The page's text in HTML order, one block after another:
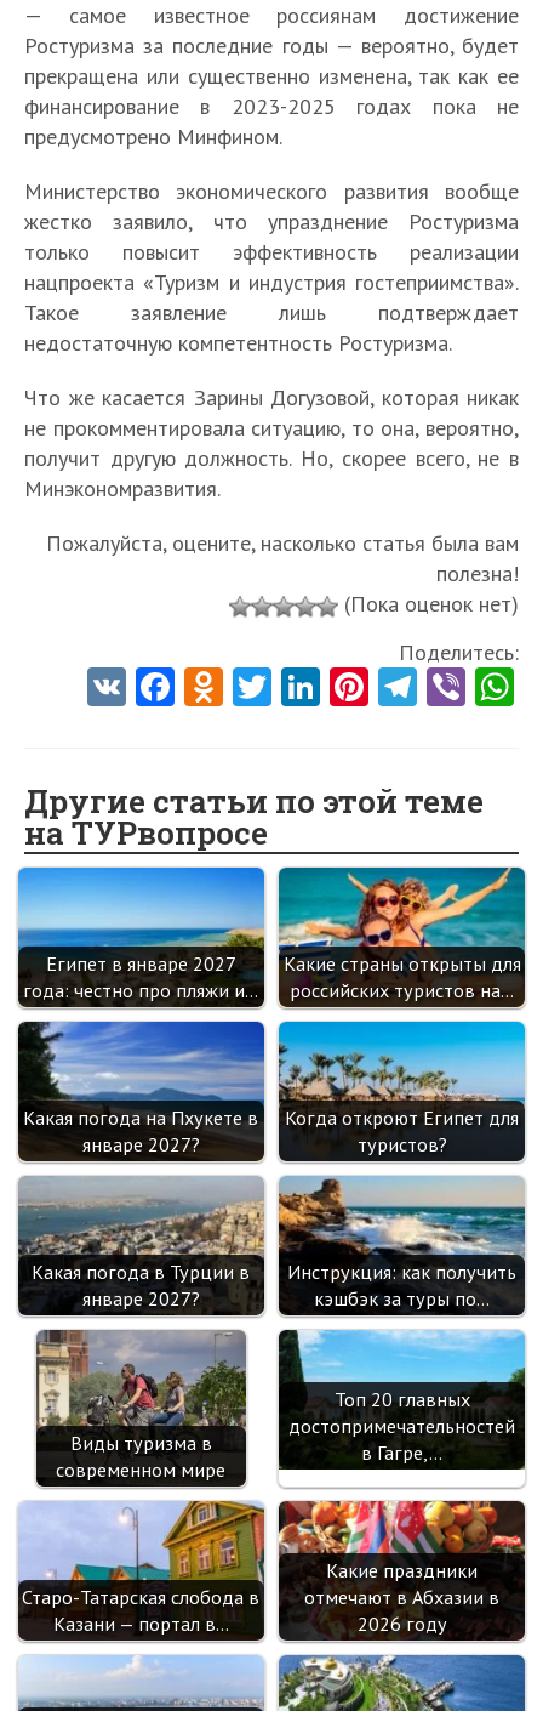
— самое известное россиянам достижение
Ростуризма за последние годы — вероятно, будет
прекращена или существенно изменена, так как ее
финансирование в 2023-2025 годах пока не
предусмотрено Минфином.
Министерство экономического развития вообще
жестко заявило, что упразднение Ростуризма
только повысит эффективность реализации
нацпроекта «Туризм и индустрия гостеприимства».
Такое заявление лишь подтверждает
недостаточную компетентность Ростуризма.
Что же касается Зарины Догузовой, которая никак
не прокомментировала ситуацию, то она, вероятно,
получит другую должность. Но, скорее всего, не в
Минэкономразвития.
Пожалуйста, оцените, насколько статья была вам
полезна!
(Пока оценок нет)
Поделитесь:
V Fa
o
o
k
O
o
kl
as
sn
ik
i
T
er
Li
dI
n
Pi
es
t
Te
a
m
Vi
Другие статьи по этой теме
на ТУРвопросе
Египет в январе 2027
года: честно про пляжи и…
Какие страны открыты для
российских туристов на…
Какая погода на Пхукете в
январе 2027?
Когда откроют Египет для
туристов?
Какая погода в Турции в
январе 2027?
Инструкция: как получить
кэшбэк за туры по…
Виды туризма в
современном мире
Топ 20 главных
достопримечательностей
в Гагре,…
Старо-Татарская слобода в
Казани — портал в…
Какие праздники
отмечают в Абхазии в
2026 году